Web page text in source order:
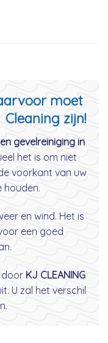
moet
zijn!
gevelreiniging in
het is om niet
voorkant van uw
houden.
en wind. Het is
een goed
door KJ CLEANING
U zal het verschil